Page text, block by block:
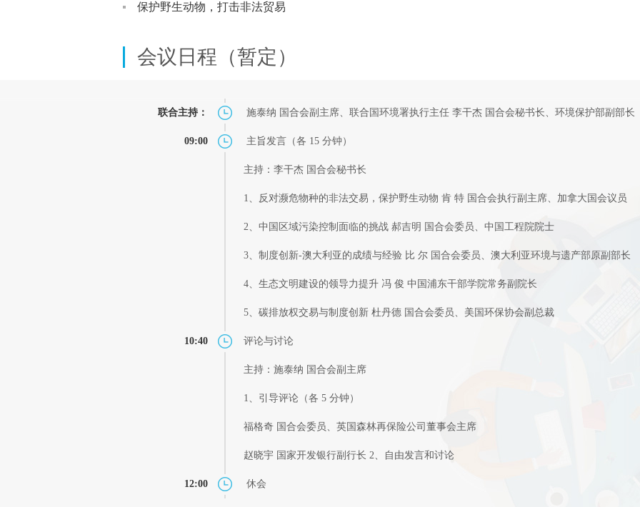
保护野生动物，打击非法贸易
会议日程（暂定）
联合主持： 施泰纳 国合会副主席、联合国环境署执行主任 李干杰 国合会秘书长、环境保护部副部长
09:00 主旨发言（各 15 分钟）
主持：李干杰 国合会秘书长
1、反对濒危物种的非法交易，保护野生动物 肯 特 国合会执行副主席、加拿大国会议员
2、中国区域污染控制面临的挑战 郝吉明 国合会委员、中国工程院院士
3、制度创新-澳大利亚的成绩与经验 比 尔 国合会委员、澳大利亚环境与遗产部原副部长
4、生态文明建设的领导力提升 冯 俊 中国浦东干部学院常务副院长
5、碳排放权交易与制度创新 杜丹德 国合会委员、美国环保协会副总裁
10:40 评论与讨论
主持：施泰纳 国合会副主席
1、引导评论（各 5 分钟）
福格奇 国合会委员、英国森林再保险公司董事会主席
赵晓宇 国家开发银行副行长 2、自由发言和讨论
12:00 休会